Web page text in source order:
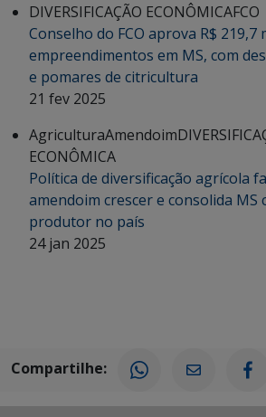
DIVERSIFICAÇÃO ECONÔMICAFCO
Conselho do FCO aprova R$
empreendimentos em MS, com
e pomares de citricultura
21 fev 2025
AgriculturaAmendoim
ECONÔMICA
Política de diversificação agrícola
amendoim crescer e consolida
produtor no país
24 jan 2025
Compartilhe: